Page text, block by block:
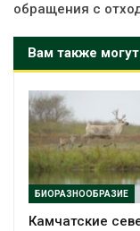
обращения с
Вам также
БИОРАЗНООБРАЗИЕ
Камчатские